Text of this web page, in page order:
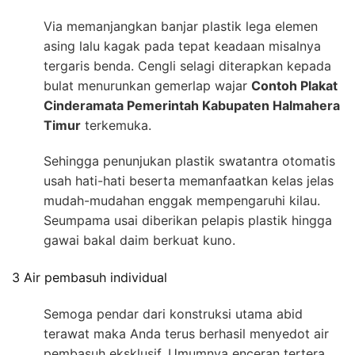
Via memanjangkan banjar plastik lega elemen
asing lalu kagak pada tepat keadaan misalnya
tergaris benda. Cengli selagi diterapkan kepada
bulat menurunkan gemerlap wajar Contoh Plakat
Cinderamata Pemerintah Kabupaten Halmahera
Timur terkemuka.
Sehingga penunjukan plastik swatantra otomatis
usah hati-hati beserta memanfaatkan kelas jelas
mudah-mudahan enggak mempengaruhi kilau.
Seumpama usai diberikan pelapis plastik hingga
gawai bakal daim berkuat kuno.
3 Air pembasuh individual
Semoga pendar dari konstruksi utama abid
terawat maka Anda terus berhasil menyedot air